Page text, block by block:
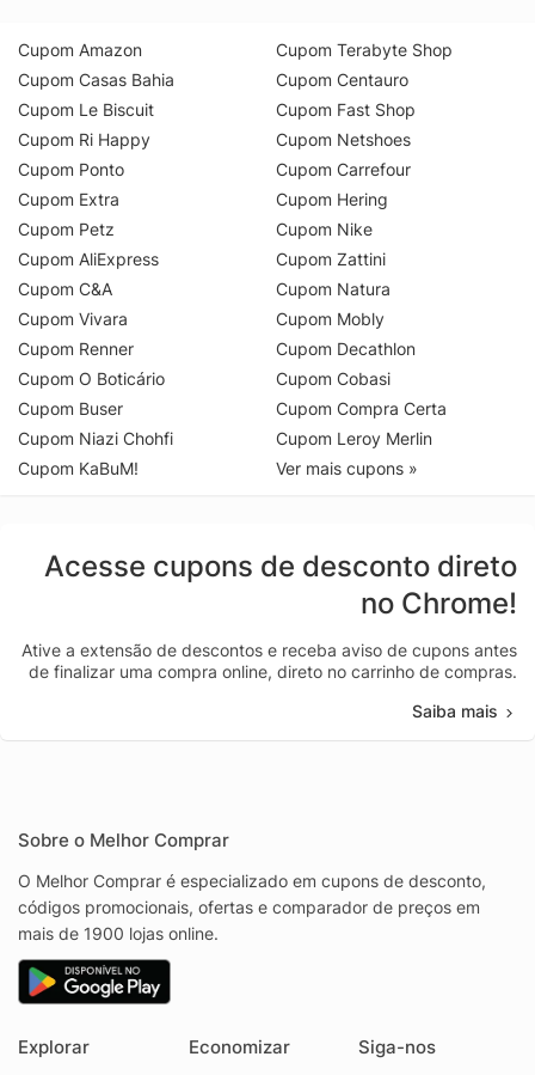
Cupom Amazon
Cupom Casas Bahia
Cupom Le Biscuit
Cupom Ri Happy
Cupom Ponto
Cupom Extra
Cupom Petz
Cupom AliExpress
Cupom C&A
Cupom Vivara
Cupom Renner
Cupom O Boticário
Cupom Buser
Cupom Niazi Chohfi
Cupom KaBuM!
Cupom Terabyte Shop
Cupom Centauro
Cupom Fast Shop
Cupom Netshoes
Cupom Carrefour
Cupom Hering
Cupom Nike
Cupom Zattini
Cupom Natura
Cupom Mobly
Cupom Decathlon
Cupom Cobasi
Cupom Compra Certa
Cupom Leroy Merlin
Ver mais cupons »
Acesse cupons de desconto direto
no Chrome!
Ative a extensão de descontos e receba aviso de cupons antes
de finalizar uma compra online, direto no carrinho de compras.
Saiba mais
Sobre o Melhor Comprar
O Melhor Comprar é especializado em cupons de desconto,
códigos promocionais, ofertas e comparador de preços em
mais de 1900 lojas online.
Explorar Economizar Siga-nos